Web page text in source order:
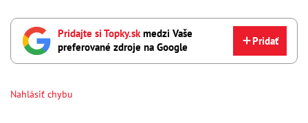
Pridajte si Topky.skmedzi Vaše
preferované zdroje na Google
Pridať
Nahlásiť chybu